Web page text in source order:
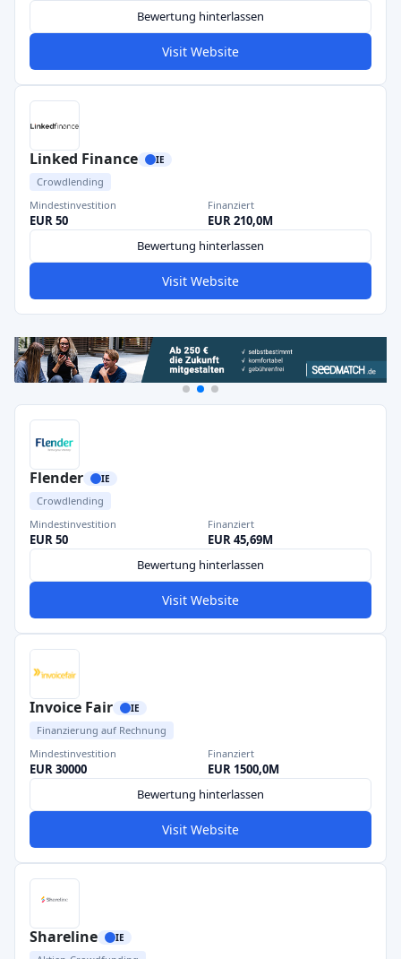
Bewertung hinterlassen
Visit Website
Linked Finance IE
Crowdlending
Mindestinvestition
EUR 50
Finanziert
EUR 210,0M
Bewertung hinterlassen
Visit Website
Flender IE
Crowdlending
Mindestinvestition
EUR 50
Finanziert
EUR 45,69M
Bewertung hinterlassen
Visit Website
Invoice Fair IE
Finanzierung auf Rechnung
Mindestinvestition
EUR 30000
Finanziert
EUR 1500,0M
Bewertung hinterlassen
Visit Website
Shareline IE